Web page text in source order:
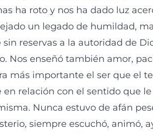
ha roto y nos ha dado luz
un legado de humildad,
reservas a la autoridad de
Nos enseñó también amor,
más importante el ser que el
relación con el sentido que
Nunca estuvo de afán
siempre escuchó, animó,